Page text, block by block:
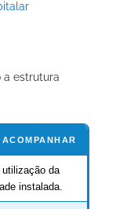
a estrutura
utilização da
instalada.